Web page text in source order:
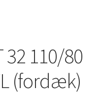
32 110/80
(fordæk)